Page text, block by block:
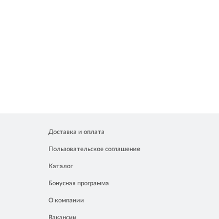
Доставка и оплата
Пользовательское соглашение
Каталог
Бонусная программа
О компании